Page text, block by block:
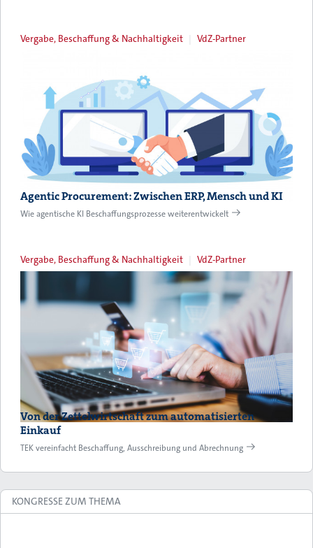
Vergabe, Beschaffung & Nachhaltigkeit VdZ-Partner
Agentic Procurement: Zwischen ERP, Mensch und KI
Wie agentische KI Beschaffungsprozesse weiterentwickelt
Vergabe, Beschaffung & Nachhaltigkeit VdZ-Partner
Von der Zettelwirtschaft zum automatisierten
Einkauf
TEK vereinfacht Beschaffung, Ausschreibung und Abrechnung
KONGRESSE ZUM THEMA